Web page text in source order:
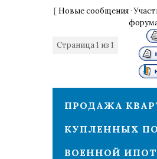
[ Новые сообщения ·
Страница1 из 1
ПРОДАЖА
КУПЛЕННЫХ ПО
ВОЕННОЙ